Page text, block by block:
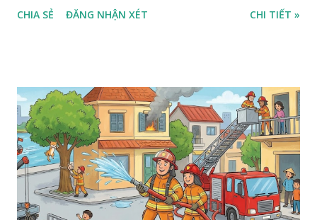
CHIA SẺ ĐĂNG NHẬN XÉT CHI TIẾT »